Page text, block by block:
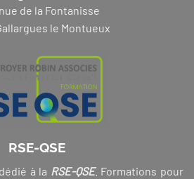
de la Fontanisse
le Montueux
RSE-QSE
à la RSE-QSE. Formations pour